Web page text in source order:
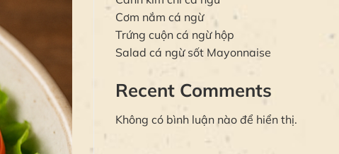
Cơm nắm cá ngừ
Trứng cuộn cá ngừ hộp
Salad cá ngừ sốt Mayonnaise
Recent Comments
Không có bình luận nào để hiển thị.